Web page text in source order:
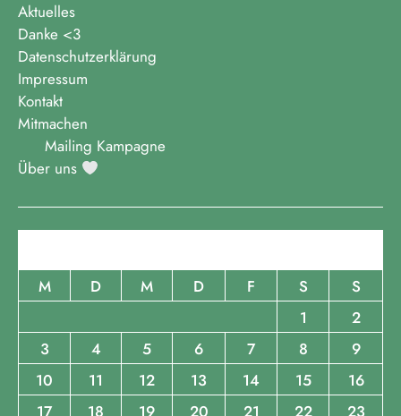
Aktuelles
Danke <3
Datenschutzerklärung
Impressum
Kontakt
Mitmachen
Mailing Kampagne
Über uns
M
D M D F S
S
1
2
3
4 5 6 7 8
9
10
11 12 13 14 15
16